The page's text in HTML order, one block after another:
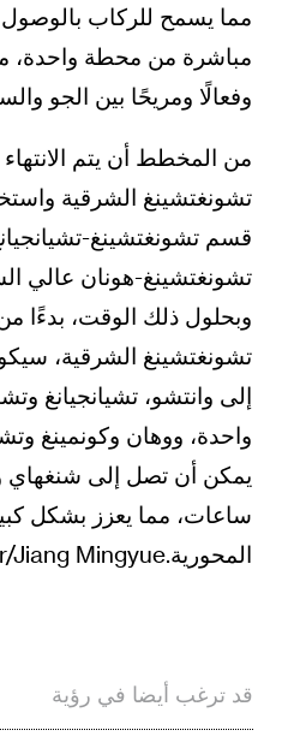
مما يسمح للركاب
مباشرة من محطة واحدة،
وفعالًا ومريحًا بين الجو
من المخطط أن يتم
تشونغتشينغ الشرقية
قسم تشونغتشينغ-
وبحلول ذلك الوقت، بدءًا
تشونغتشينغ الشرقية،
إلى وانتشو، تشيانجيانغ
يمكن أن تصل إلى
ساعات، مما يعزز بشكل
المحورية.Editor/Jiang Mingyue
قد ترغب أيضا في رؤية